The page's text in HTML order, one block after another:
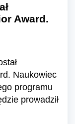
Award.
Naukowiec
programu
prowadził